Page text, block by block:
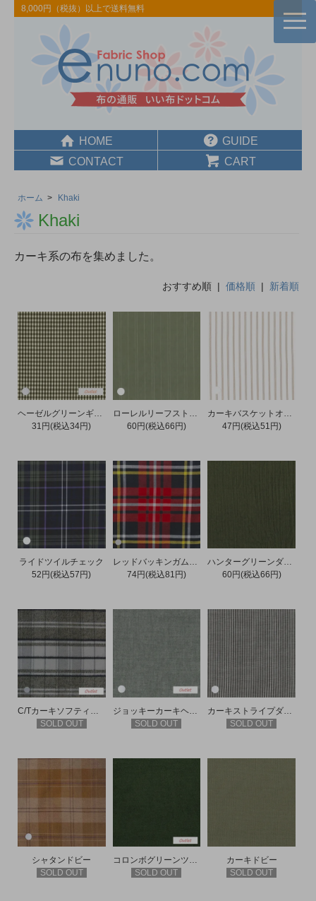
8,000円（税抜）以上で送料無料
HOME
GUIDE
CONTACT
CART
ホーム > Khaki
Khaki
カーキ系の布を集めました。
おすすめ順 | 価格順| 新着順
31円(税込34円)
60円(税込66円)
47円(税込51円)
ライドツイルチェック
52円(税込57円)
レッドバッキンガムツイルチェック
74円(税込81円)
ハンターグリーンダブルガーゼ
60円(税込66円)
C/Tカーキソフティードビー
SOLD OUT
ジョッキーカーキヘリンボーン
SOLD OUT
カーキストライプダブルガーゼ
SOLD OUT
シャタンドビー
SOLD OUT
SOLD OUT
カーキドビー
SOLD OUT